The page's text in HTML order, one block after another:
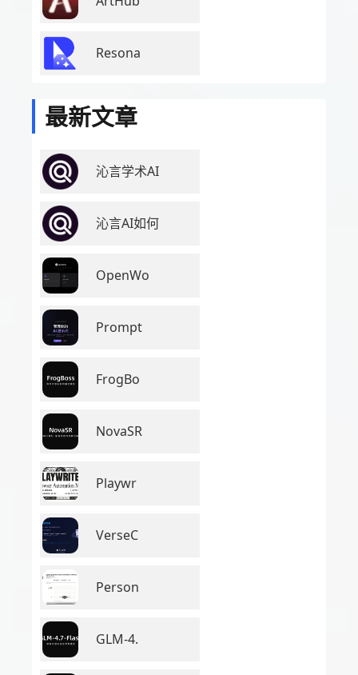
Resona
最新文章
沁言学术AI
沁言AI如何
OpenWo
Prompt
FrogBo
NovaSR
Playwr
VerseC
Person
GLM-4.